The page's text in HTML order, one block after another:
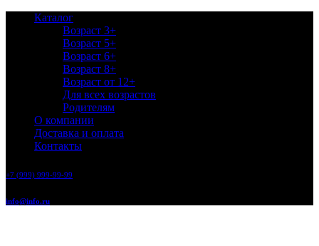
Каталог
Возраст 3+
Возраст 5+
Возраст 6+
Возраст 8+
Возраст от 12+
Для всех возрастов
Родителям
О компании
Доставка и оплата
Контакты
+7 (999) 999-99-99
info@info.ru